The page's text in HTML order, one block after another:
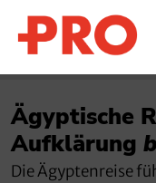
Ägyptische
Aufklärung
Die Ägyptenreise